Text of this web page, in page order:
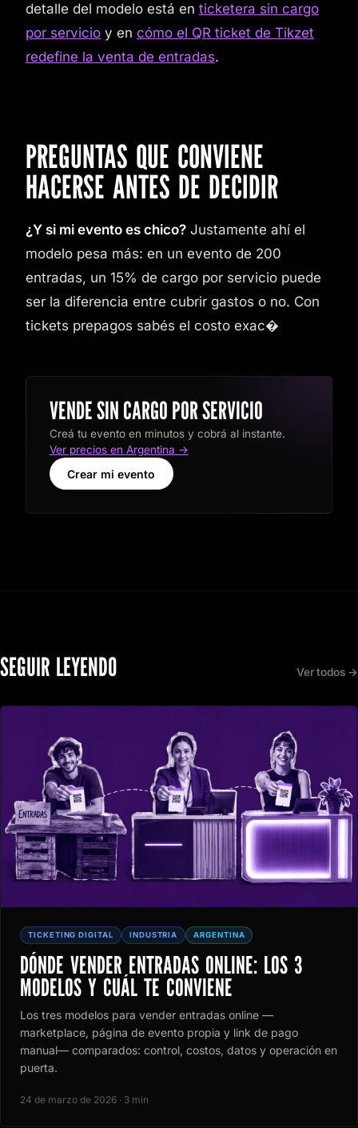
detalle del modelo está en ticketera sin cargo
por servicio y en cómo el QR ticket de Tikzet
redefine la venta de entradas.
PREGUNTAS QUE CONVIENE
HACERSE ANTES DE DECIDIR
¿Y si mi evento es chico? Justamente ahí el
modelo pesa más: en un evento de 200
entradas, un 15% de cargo por servicio puede
ser la diferencia entre cubrir gastos o no. Con
tickets prepagos sabés el costo exac�
VENDE SIN CARGO POR SERVICIO
Creá tu evento en minutos y cobrá al instante.
Ver precios en Argentina →
Crear mi evento
SEGUIR LEYENDO Ver todos →
TICKETING DIGITAL INDUSTRIA ARGENTINA
DÓNDE VENDER ENTRADAS ONLINE: LOS 3
MODELOS Y CUÁL TE CONVIENE
Los tres modelos para vender entradas online —
marketplace, página de evento propia y link de pago
manual— comparados: control, costos, datos y operación en
puerta.
24 de marzo de 2026 · 3 min